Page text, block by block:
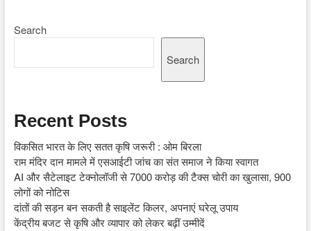
Search
Search
Recent Posts
विकसित भारत के लिए सतत कृषि जरूरी : ओम बिरला
राम मंदिर दान मामले में एसआईटी जांच का संत समाज ने किया स्वागत
AI और सैटेलाइट टेक्नोलॉजी से 7000 करोड़ की टैक्स चोरी का खुलासा, 900
लोगों को नोटिस
दांतों की सड़न बन सकती है साइलेंट किलर, अपनाएं घरेलू उपाय
केंद्रीय बजट से कृषि और व्यापार को लेकर बढ़ीं उम्मीदें